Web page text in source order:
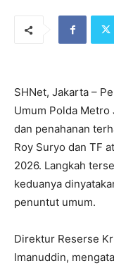
SHNet, Jakarta –
Umum Polda Metro
dan penahanan
Roy Suryo dan TF
2026. Langkah
keduanya
penuntut umum.
Direktur Reserse
Imanuddin,